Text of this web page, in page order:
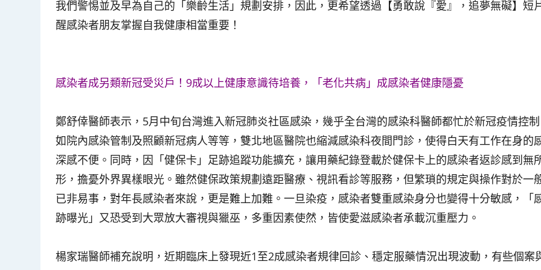
我們警惕並及早為自己的「樂齡生活」規劃安排，因此，更希望透過【勇敢說『愛』，追夢無礙】短
醒感染者朋友掌握自我健康相當重要！
感染者成另類新冠受災戶！9成以上健康意識待培養，「老化共病」成感染者健康隱憂
鄭舒倖醫師表示，5月中旬台灣進入新冠肺炎社區感染，幾乎全台灣的感染科醫師都忙於新冠疫情控
如院內感染管制及照顧新冠病人等等，雙北地區醫院也縮減感染科夜間門診，使得白天有工作在身的
深感不便。同時，因「健保卡」足跡追蹤功能擴充，讓用藥紀錄登載於健保卡上的感染者返診感到無
形，擔憂外界異樣眼光。雖然健保政策規劃遠距醫療、視訊看診等服務，但繁瑣的規定與操作對於一
已非易事，對年長感染者來說，更是難上加難。一旦染疫，感染者雙重感染身分也變得十分敏感，「
跡曝光」又恐受到大眾放大審視與獵巫，多重因素使然，皆使愛滋感染者承載沉重壓力。
楊家瑞醫師補充說明，近期臨床上發現近1至2成感染者規律回診、穩定服藥情況出現波動，有些個案